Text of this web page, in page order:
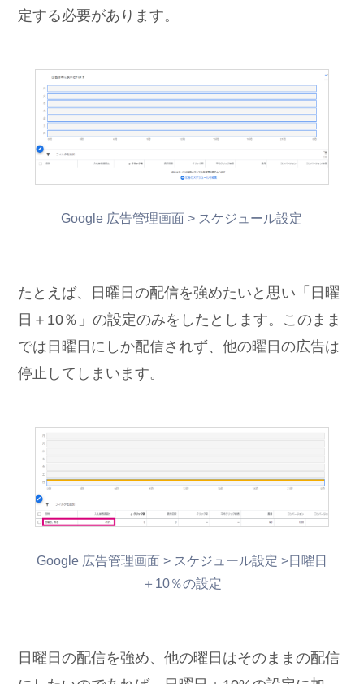
定する必要があります。
Google 広告管理画面 > スケジュール設定
たとえば、日曜日の配信を強めたいと思い「日曜
日＋10％」の設定のみをしたとします。このまま
では日曜日にしか配信されず、他の曜日の広告は
停止してしまいます。
Google 広告管理画面 > スケジュール設定 >日曜日
＋10％の設定
日曜日の配信を強め、他の曜日はそのままの配信